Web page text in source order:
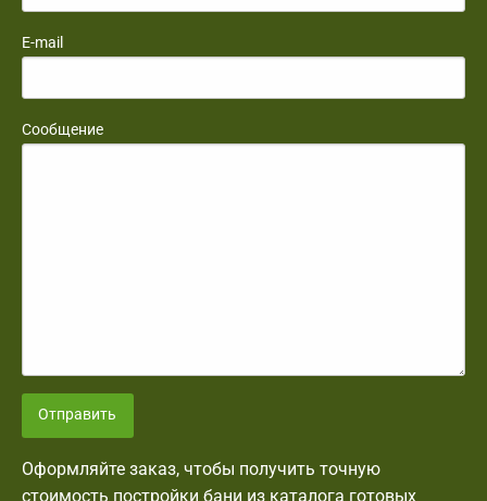
E-mail
Сообщение
Отправить
Оформляйте заказ, чтобы получить точную
стоимость постройки бани из каталога готовых